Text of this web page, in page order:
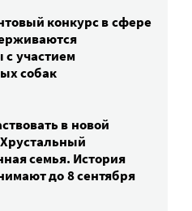
конкурс в сфере
участием
собак
в новой
семья. История
до 8 сентября